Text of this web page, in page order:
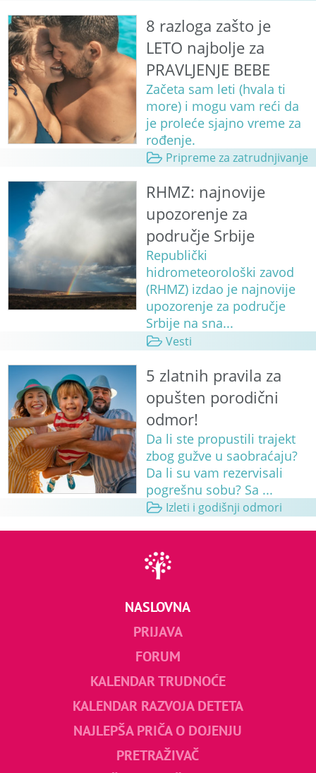
8 razloga zašto je
LETO najbolje za
PRAVLJENJE BEBE
Začeta sam leti (hvala ti
more) i mogu vam reći da
je proleće sjajno vreme za
rođenje.
Pripreme za zatrudnjivanje
RHMZ: najnovije
upozorenje za
područje Srbije
Republički
hidrometeorološki zavod
(RHMZ) izdao je najnovije
upozorenje za područje
Srbije na sna...
Vesti
5 zlatnih pravila za
opušten porodični
odmor!
Da li ste propustili trajekt
zbog gužve u saobraćaju?
Da li su vam rezervisali
pogrešnu sobu? Sa ...
Izleti i godišnji odmori
NASLOVNA
PRIJAVA
FORUM
KALENDAR TRUDNOĆE
KALENDAR RAZVOJA DETETA
NAJLEPŠA PRIČA O DOJENJU
PRETRAŽIVAČ